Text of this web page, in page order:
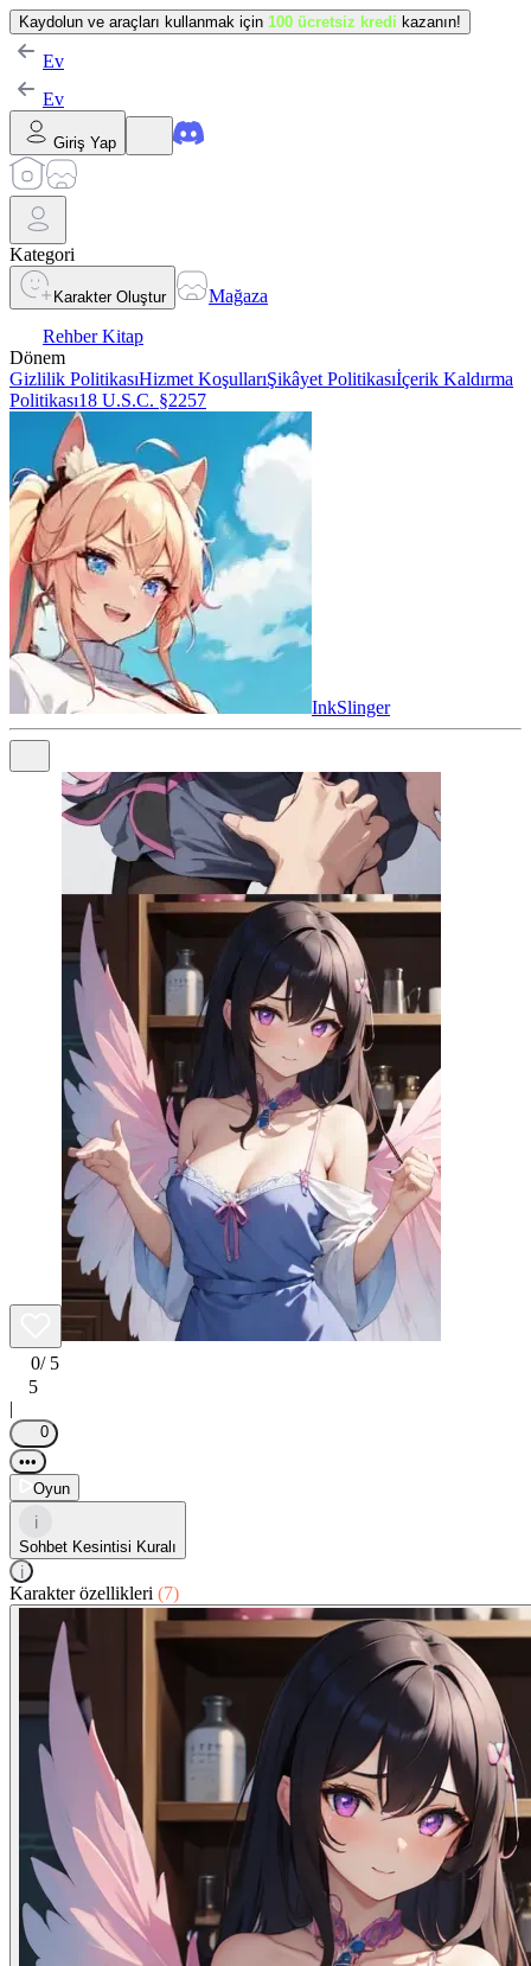
Kaydolun ve araçları kullanmak için 100 ücretsiz kredi kazanın!
Ev
Ev
Giriş Yap
Kategori
Karakter Oluştur
Mağaza
Rehber Kitap
Dönem
Gizlilik PolitikasıHizmet KoşullarıŞikâyet Politikasıİçerik Kaldırma
Politikası18 U.S.C. §2257
InkSlinger
0/ 5
5
|
0
•••
Oyun
i
Sohbet Kesintisi Kuralı
i
Karakter özellikleri (7)